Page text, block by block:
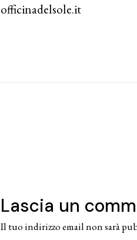
officinadelsole.it
Lascia un
Il tuo indirizzo email non sarà